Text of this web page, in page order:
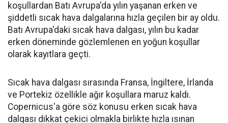
koşullardan Batı Avrupa'da yılın yaşanan erken ve
şiddetli sıcak hava dalgalarına hızla geçilen bir ay oldu.
Batı Avrupa'daki sıcak hava dalgası, yılın bu kadar
erken döneminde gözlemlenen en yoğun koşullar
olarak kayıtlara geçti.
Sıcak hava dalgası sırasında Fransa, İngiltere, İrlanda
ve Portekiz özellikle ağır koşullara maruz kaldı.
Copernicus'a göre söz konusu erken sıcak hava
dalgası dikkat çekici olmakla birlikte hızla ısınan